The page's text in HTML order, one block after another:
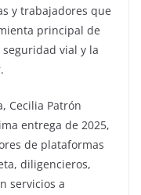
y trabajadores que
principal de
vial y la
Cecilia Patrón
entrega de 2025,
de plataformas
diligencieros,
servicios a